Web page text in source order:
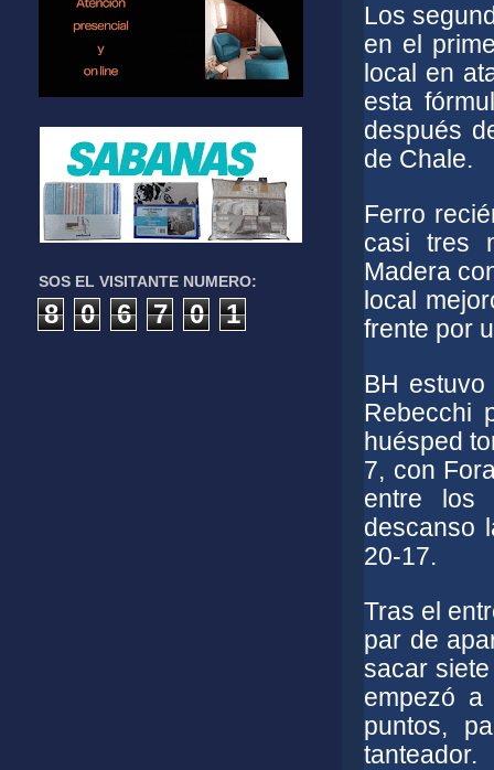
Los
en el
local en
esta
después
de Chale.
Ferro
casi tres
Madera
local
frente por
BH
Rebecchi
huésped
7, con
entre los
descanso
20-17.
Tras el
par de
sacar
empezó
puntos,
tanteador.
SOS EL VISITANTE NUMERO:
8 0 6 7 0 1